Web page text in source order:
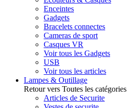
Enceintes
Gadgets
Bracelets connectes
Cameras de sport
Casques VR
Voir tous les Gadgets
USB
Voir tous les articles
Lampes & Outillage
Retour vers Toutes les catégories
Articles de Securite